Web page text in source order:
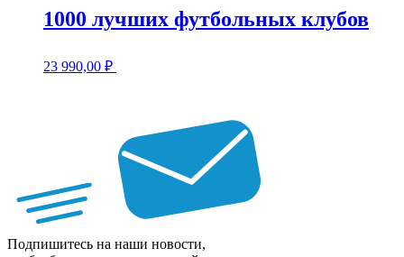
1000 лучших футбольных клубов
23 990,00 ₽
Подпишитесь на наши новости,